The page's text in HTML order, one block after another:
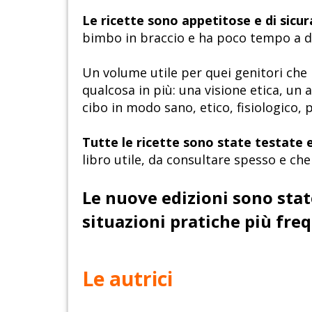
Le ricette sono appetitose e di
bimbo in braccio e ha poco tempo a
Un volume utile per quei genitori
qualcosa in più: una visione etica,
cibo in modo sano, etico, fisiologico,
Tutte le ricette sono state testate
libro utile, da consultare spesso e
Le nuove edizioni sono
situazioni pratiche più
Le autrici